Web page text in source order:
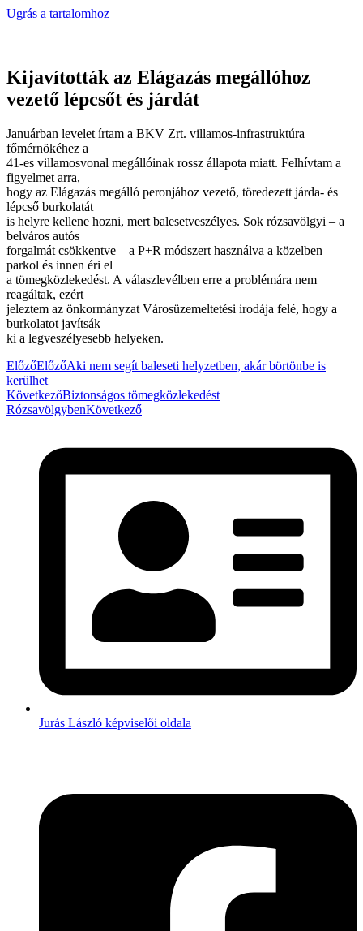
Ugrás a tartalomhoz
Kijavították az Elágazás megállóhoz
vezető lépcsőt és járdát
Januárban levelet írtam a BKV Zrt. villamos-infrastruktúra
főmérnökéhez a
41-es villamosvonal megállóinak rossz állapota miatt. Felhívtam a
figyelmet arra,
hogy az Elágazás megálló peronjához vezető, töredezett járda- és
lépcső burkolatát
is helyre kellene hozni, mert balesetveszélyes. Sok rózsavölgyi – a
belváros autós
forgalmát csökkentve – a P+R módszert használva a közelben
parkol és innen éri el
a tömegközlekedést. A válaszlevélben erre a problémára nem
reagáltak, ezért
jeleztem az önkormányzat Városüzemeltetési irodája felé, hogy a
burkolatot javítsák
ki a legveszélyesebb helyeken.
ElőzőElőzőAki nem segít baleseti helyzetben, akár börtönbe is
kerülhet
KövetkezőBiztonságos tömegközlekedést
RózsavölgybenKövetkező
Jurás László képviselői oldala